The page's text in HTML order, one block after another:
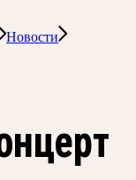
Новости